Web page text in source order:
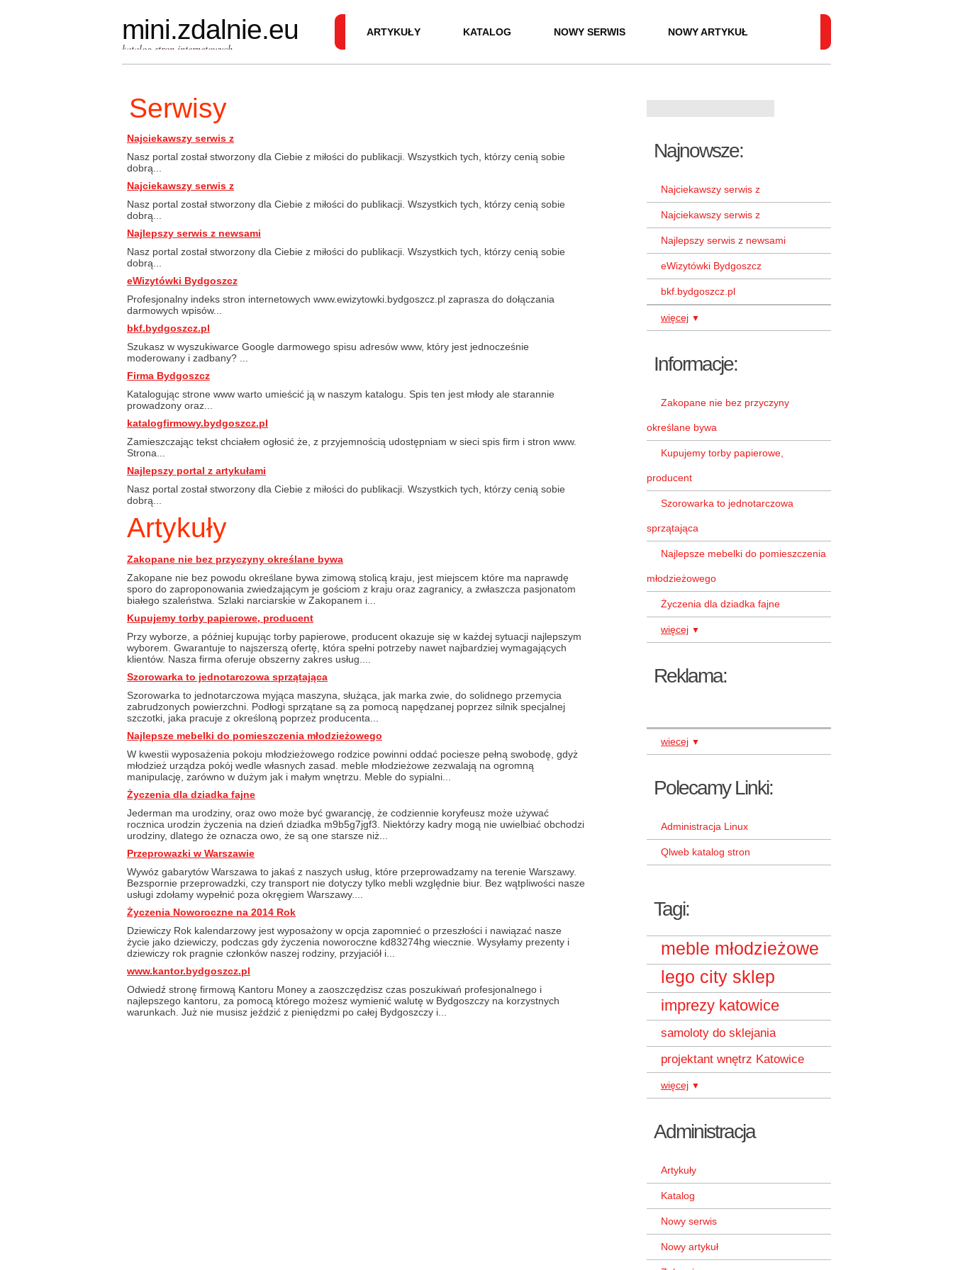
ARTYKUŁY KATALOG NOWY SERWIS NOWY ARTYKUŁ
mini.zdalnie.eu
katalog stron internetowych
Serwisy
Najciekawszy serwis z
Nasz portal został stworzony dla Ciebie z miłości do publikacji. Wszystkich tych, którzy cenią sobie
dobrą...
Najciekawszy serwis z
Nasz portal został stworzony dla Ciebie z miłości do publikacji. Wszystkich tych, którzy cenią sobie
dobrą...
Najlepszy serwis z newsami
Nasz portal został stworzony dla Ciebie z miłości do publikacji. Wszystkich tych, którzy cenią sobie
dobrą...
eWizytówki Bydgoszcz
Profesjonalny indeks stron internetowych www.ewizytowki.bydgoszcz.pl zaprasza do dołączania
darmowych wpisów...
bkf.bydgoszcz.pl
Szukasz w wyszukiwarce Google darmowego spisu adresów www, który jest jednocześnie
moderowany i zadbany? ...
Firma Bydgoszcz
Katalogując strone www warto umieścić ją w naszym katalogu. Spis ten jest młody ale starannie
prowadzony oraz...
katalogfirmowy.bydgoszcz.pl
Zamieszczając tekst chciałem ogłosić że, z przyjemnością udostępniam w sieci spis firm i stron www.
Strona...
Najlepszy portal z artykułami
Nasz portal został stworzony dla Ciebie z miłości do publikacji. Wszystkich tych, którzy cenią sobie
dobrą...
Artykuły
Zakopane nie bez przyczyny określane bywa
Zakopane nie bez powodu określane bywa zimową stolicą kraju, jest miejscem które ma naprawdę
sporo do zaproponowania zwiedzającym je gościom z kraju oraz zagranicy, a zwłaszcza pasjonatom
białego szaleństwa. Szlaki narciarskie w Zakopanem i...
Kupujemy torby papierowe, producent
Przy wyborze, a później kupując torby papierowe, producent okazuje się w każdej sytuacji najlepszym
wyborem. Gwarantuje to najszerszą ofertę, która spełni potrzeby nawet najbardziej wymagających
klientów. Nasza firma oferuje obszerny zakres usług....
Szorowarka to jednotarczowa sprzątająca
Szorowarka to jednotarczowa myjąca maszyna, służąca, jak marka zwie, do solidnego przemycia
zabrudzonych powierzchni. Podłogi sprzątane są za pomocą napędzanej poprzez silnik specjalnej
szczotki, jaka pracuje z określoną poprzez producenta...
Najlepsze mebelki do pomieszczenia młodzieżowego
W kwestii wyposażenia pokoju młodzieżowego rodzice powinni oddać pociesze pełną swobodę, gdyż
młodzież urządza pokój wedle własnych zasad. meble młodzieżowe zezwalają na ogromną
manipulację, zarówno w dużym jak i małym wnętrzu. Meble do sypialni...
Życzenia dla dziadka fajne
Jederman ma urodziny, oraz owo może być gwarancję, że codziennie koryfeusz może używać
rocznica urodzin życzenia na dzień dziadka m9b5g7jgf3. Niektórzy kadry mogą nie uwielbiać obchodzi
urodziny, dlatego że oznacza owo, że są one starsze niż...
Przeprowazki w Warszawie
Wywóz gabarytów Warszawa to jakaś z naszych usług, które przeprowadzamy na terenie Warszawy.
Bezspornie przeprowadzki, czy transport nie dotyczy tylko mebli względnie biur. Bez wątpliwości nasze
usługi zdołamy wypełnić poza okręgiem Warszawy....
Życzenia Noworoczne na 2014 Rok
Dziewiczy Rok kalendarzowy jest wyposażony w opcja zapomnieć o przeszłości i nawiązać nasze
życie jako dziewiczy, podczas gdy życzenia noworoczne kd83274hg wiecznie. Wysyłamy prezenty i
dziewiczy rok pragnie członków naszej rodziny, przyjaciół i...
www.kantor.bydgoszcz.pl
Odwiedź stronę firmową Kantoru Money a zaoszczędzisz czas poszukiwań profesjonalnego i
najlepszego kantoru, za pomocą którego możesz wymienić walutę w Bydgoszczy na korzystnych
warunkach. Już nie musisz jeździć z pieniędzmi po całej Bydgoszczy i...
Najnowsze:
Najciekawszy serwis z
Najciekawszy serwis z
Najlepszy serwis z newsami
eWizytówki Bydgoszcz
bkf.bydgoszcz.pl
więcej ▼
Informacje:
Zakopane nie bez przyczyny
określane bywa
Kupujemy torby papierowe,
producent
Szorowarka to jednotarczowa
sprzątająca
Najlepsze mebelki do pomieszczenia
młodzieżowego
Życzenia dla dziadka fajne
więcej ▼
Reklama:
wiecej ▼
Polecamy Linki:
Administracja Linux
Qlweb katalog stron
Tagi:
meble młodzieżowe
lego city sklep
imprezy katowice
samoloty do sklejania
projektant wnętrz Katowice
więcej ▼
Administracja
Artykuły
Katalog
Nowy serwis
Nowy artykuł